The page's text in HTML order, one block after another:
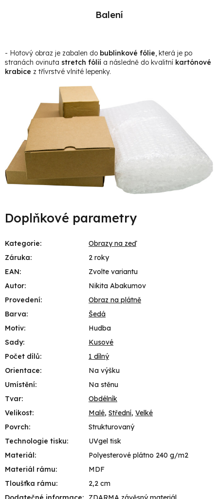
Balení
- Hotový obraz je zabalen do bublinkové fólie, která je po
stranách ovinuta stretch fólií a následně do kvalitní kartónové
krabice z třívrstvé vlnité lepenky.
Doplňkové parametry
Kategorie:
Obrazy na zeď
Záruka:
2 roky
EAN:
Zvolte variantu
Autor:
Nikita Abakumov
Provedení:
Obraz na plátně
Barva:
Šedá
Motiv:
Hudba
Sady:
Kusové
Počet dílů:
1 dílný
Orientace:
Na výšku
Umístění:
Na stěnu
Tvar:
Obdélník
Velikost: Malé, Střední, Velké
Povrch:
Strukturovaný
Technologie tisku:
UVgel tisk
Materiál:
Polyesterové plátno 240 g/m2
Materiál rámu:
MDF
Tloušťka rámu:
2,2 cm